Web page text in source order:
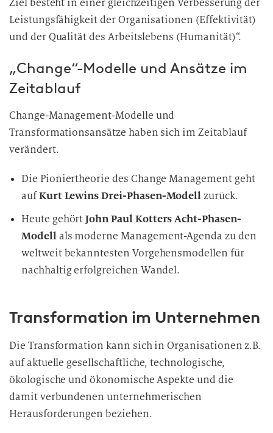
Ziel besteht in einer gleichzeitigen Verbesserung der
Leistungsfähigkeit der Organisationen (Effektivität)
und der Qualität des Arbeitslebens (Humanität)“.
„Change“-Modelle und Ansätze im
Zeitablauf
Change-Management-Modelle und
Transformationsansätze haben sich im Zeitablauf
verändert.
Die Pioniertheorie des Change Management geht
aufKurt Lewins Drei-Phasen-Modellzurück.
Heute gehörtJohn Paul Kotters Acht-Phasen-
Modellals moderne Management-Agenda zu den
weltweit bekanntesten Vorgehensmodellen für
nachhaltig erfolgreichen Wandel.
Transformation im Unternehmen
Die Transformation kann sich in Organisationen z.B.
auf aktuelle gesellschaftliche, technologische,
ökologische und ökonomische Aspekte und die
damit verbundenen unternehmerischen
Herausforderungen beziehen.